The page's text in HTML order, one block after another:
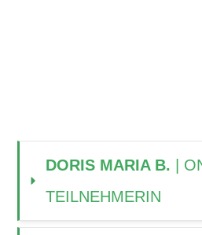
DORIS MARIA B.
|
TEILNEHMERIN